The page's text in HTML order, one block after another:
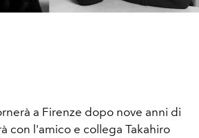
a Firenze dopo nove anni di
con l'amico e collega Takahiro